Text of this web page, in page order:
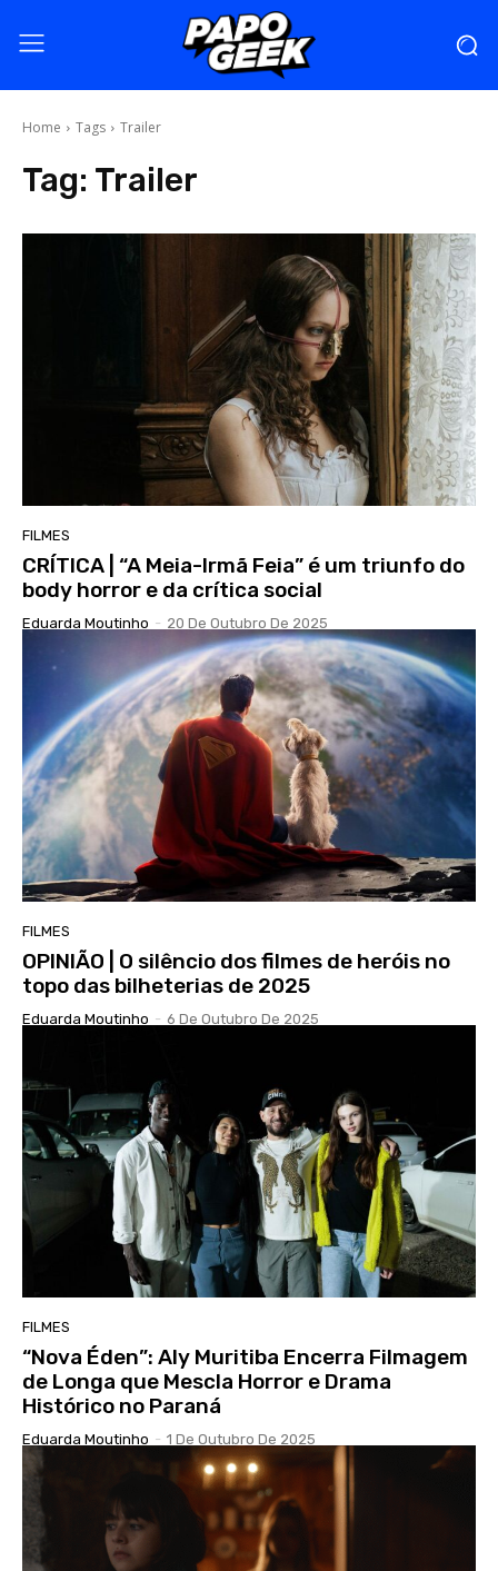
Home Tags Trailer
Tag: Trailer
FILMES
CRÍTICA | “A Meia-Irmã Feia” é um triunfo do
body horror e da crítica social
Eduarda Moutinho - 20 De Outubro De 2025
FILMES
OPINIÃO | O silêncio dos filmes de heróis no
topo das bilheterias de 2025
Eduarda Moutinho - 6 De Outubro De 2025
FILMES
“Nova Éden”: Aly Muritiba Encerra Filmagem
de Longa que Mescla Horror e Drama
Histórico no Paraná
Eduarda Moutinho - 1 De Outubro De 2025